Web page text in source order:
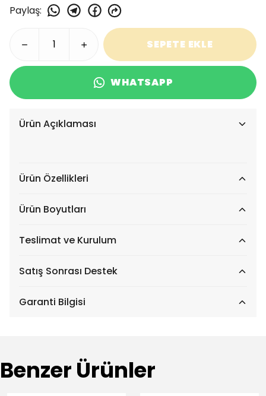
Paylaş:
SEPETE EKLE
WHATSAPP
Ürün Açıklaması
Ürün Özellikleri
Ürün Boyutları
Teslimat ve Kurulum
Satış Sonrası Destek
Garanti Bilgisi
Benzer Ürünler